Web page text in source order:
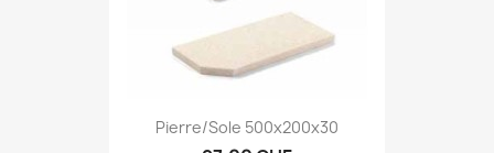
Pierre/sole 500x200x30